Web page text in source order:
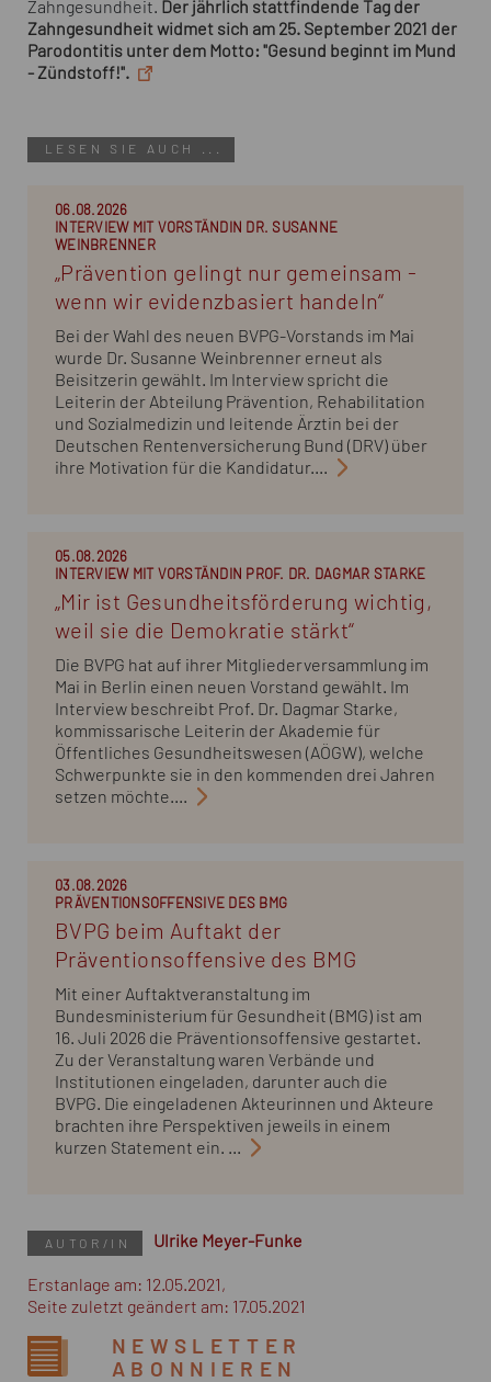
Zahngesundheit. Der jährlich stattfindende Tag der
Zahngesundheit widmet sich am 25. September 2021 der
Parodontitis unter dem Motto: "Gesund beginnt im Mund
- Zündstoff!".
LESEN SIE AUCH ...
06.08.2026
INTERVIEW MIT VORSTÄNDIN DR. SUSANNE
WEINBRENNER
„Prävention gelingt nur gemeinsam -
wenn wir evidenzbasiert handeln“
Bei der Wahl des neuen BVPG-Vorstands im Mai
wurde Dr. Susanne Weinbrenner erneut als
Beisitzerin gewählt. Im Interview spricht die
Leiterin der Abteilung Prävention, Rehabilitation
und Sozialmedizin und leitende Ärztin bei der
Deutschen Rentenversicherung Bund (DRV) über
ihre Motivation für die Kandidatur....
05.08.2026
INTERVIEW MIT VORSTÄNDIN PROF. DR. DAGMAR STARKE
„Mir ist Gesundheitsförderung wichtig,
weil sie die Demokratie stärkt“
Die BVPG hat auf ihrer Mitgliederversammlung im
Mai in Berlin einen neuen Vorstand gewählt. Im
Interview beschreibt Prof. Dr. Dagmar Starke,
kommissarische Leiterin der Akademie für
Öffentliches Gesundheitswesen (AÖGW), welche
Schwerpunkte sie in den kommenden drei Jahren
setzen möchte....
03.08.2026
PRÄVENTIONSOFFENSIVE DES BMG
BVPG beim Auftakt der
Präventionsoffensive des BMG
Mit einer Auftaktveranstaltung im
Bundesministerium für Gesundheit (BMG) ist am
16. Juli 2026 die Präventionsoffensive gestartet.
Zu der Veranstaltung waren Verbände und
Institutionen eingeladen, darunter auch die
BVPG. Die eingeladenen Akteurinnen und Akteure
brachten ihre Perspektiven jeweils in einem
kurzen Statement ein. ...
AUTOR/IN Ulrike Meyer-Funke
Erstanlage am: 12.05.2021,
Seite zuletzt geändert am: 17.05.2021
NEWSLETTER
ABONNIEREN